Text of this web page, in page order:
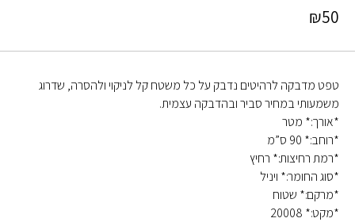
₪50
טפט מדבקה לרהיטים נדבק על כל משטח קל לניקוי ולהסרה, שדרוג
משמעותי במחיר סביר ובהדבקה עצמית.
*אורך:* מטר
*רוחב:* 90 ס”מ
*רמת רחיצות:* רחיץ
*סוג החומר:* ויניל
*מרקם:* שטוח
*מקט:* 20008